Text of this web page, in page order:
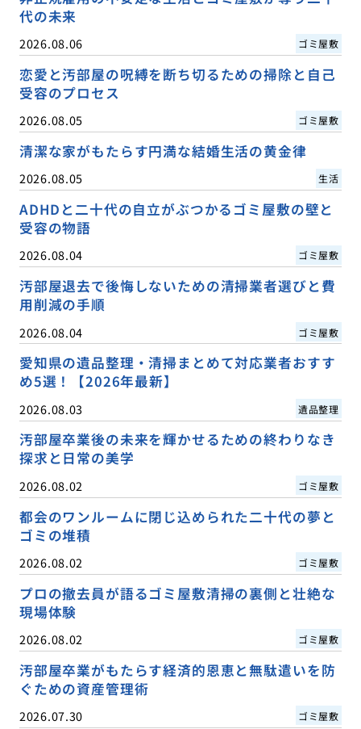
代の未来
2026.08.06 ゴミ屋敷
恋愛と汚部屋の呪縛を断ち切るための掃除と自己
受容のプロセス
2026.08.05 ゴミ屋敷
清潔な家がもたらす円満な結婚生活の黄金律
2026.08.05 生活
ADHDと二十代の自立がぶつかるゴミ屋敷の壁と
受容の物語
2026.08.04 ゴミ屋敷
汚部屋退去で後悔しないための清掃業者選びと費
用削減の手順
2026.08.04 ゴミ屋敷
愛知県の遺品整理・清掃まとめて対応業者おすす
め5選！【2026年最新】
2026.08.03 遺品整理
汚部屋卒業後の未来を輝かせるための終わりなき
探求と日常の美学
2026.08.02 ゴミ屋敷
都会のワンルームに閉じ込められた二十代の夢と
ゴミの堆積
2026.08.02 ゴミ屋敷
プロの撤去員が語るゴミ屋敷清掃の裏側と壮絶な
現場体験
2026.08.02 ゴミ屋敷
汚部屋卒業がもたらす経済的恩恵と無駄遣いを防
ぐための資産管理術
2026.07.30 ゴミ屋敷